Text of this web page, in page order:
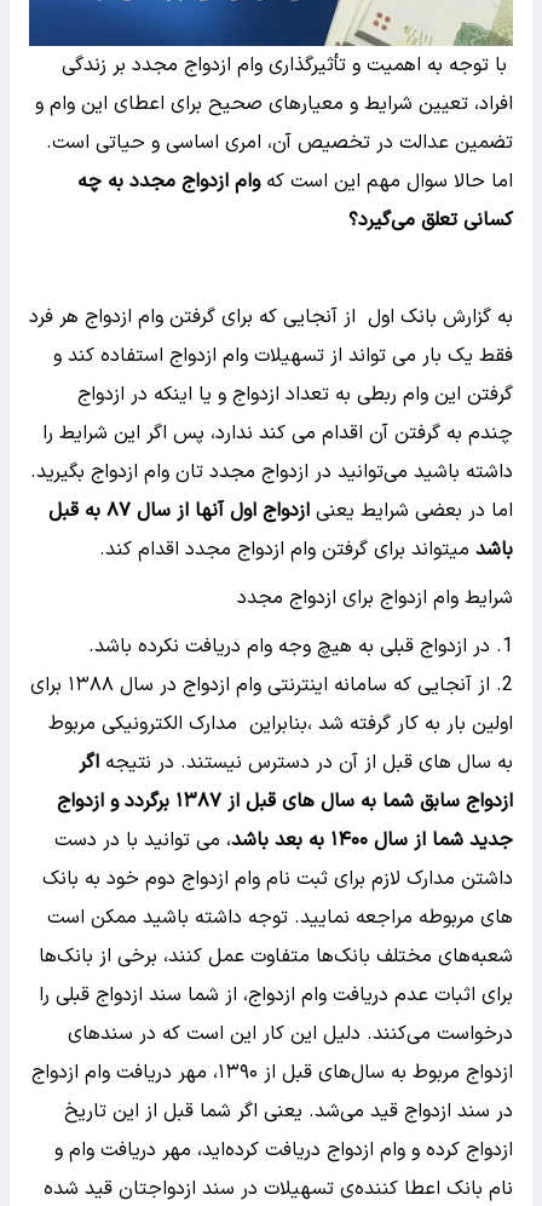
با توجه به اهمیت و تأثیرگذاری وام ازدواج مجدد بر زندگی
افراد، تعیین شرایط و معیارهای صحیح برای اعطای این وام و
تضمین عدالت در تخصیص آن، امری اساسی و حیاتی است.
اما حالا سوال مهم این است که وام ازدواج مجدد به چه
کسانی تعلق می‌گیرد؟
به گزارش بانک اول از آنجایی که برای گرفتن وام ازدواج هر فرد
فقط یک بار می تواند از تسهیلات وام ازدواج استفاده کند و
گرفتن این وام ربطی به تعداد ازدواج و یا اینکه در ازدواج
چندم به گرفتن آن اقدام می کند ندارد، پس اگر این شرایط را
داشته باشید می‌توانید در ازدواج مجدد تان وام ازدواج بگیرید.
اما در بعضی شرایط یعنی
ازدواج اول آنها از سال ۸۷ به قبل
باشد میتواند برای گرفتن وام ازدواج مجدد اقدام کند.
شرایط وام ازدواج برای ازدواج مجدد
در ازدواج قبلی به هیچ وجه وام دریافت نکرده باشد.
از آنجایی که سامانه اینترنتی وام ازدواج در سال ۱۳۸۸ برای
اولین بار به کار گرفته شد ،بنابراین مدارک الکترونیکی مربوط
به سال های قبل از آن در دسترس نیستند. در نتیجه اگر
ازدواج سابق شما به سال های قبل از ۱۳۸۷ برگردد و ازدواج
جدید شما از سال ۱۴۰۰ به بعد باشد
، می توانید با در دست
داشتن مدارک لازم برای ثبت نام وام ازدواج دوم خود به بانک
های مربوطه مراجعه نمایید. توجه داشته باشید ممکن است
شعبه‌های مختلف بانک‌ها متفاوت عمل کنند، برخی از بانک‌ها
برای اثبات عدم دریافت وام ازدواج، از شما سند ازدواج قبلی را
درخواست می‌کنند. دلیل این کار این است که در سند‌های
ازدواج مربوط به سال‌های قبل از ۱۳۹۰، مهر دریافت وام ازدواج
در سند ازدواج قید می‌شد. یعنی اگر شما قبل از این تاریخ
ازدواج کرده و وام ازدواج دریافت کرده‌اید، مهر دریافت وام و
نام بانک اعطا کننده‌ی تسهیلات در سند ازدواجتان قید شده